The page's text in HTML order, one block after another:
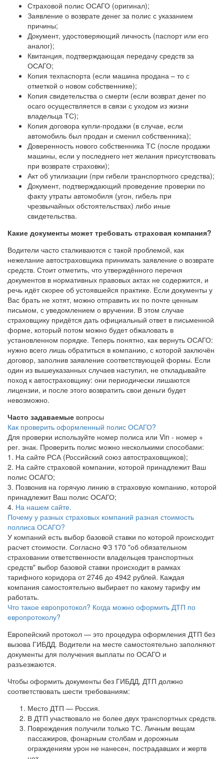
Страховой полис ОСАГО (оригинал);
Заявление о возврате денег за полис с указанием
причины;
Документ, удостоверяющий личность (паспорт или его
аналог);
Квитанция, подтверждающая передачу средств за
ОСАГО;
Копия техпаспорта (если машина продана – то с
отметкой о новом собственнике);
Копия свидетельства о смерти (если возврат денег по
осаго осуществляется в связи с уходом из жизни
владельца ТС);
Копия договора купли-продажи (в случае, если
автомобиль был продан и сменил собственника);
Доверенность нового собственника ТС (после продажи
машины, если у последнего нет желания присутствовать
при возврате страховки);
Акт об утилизации (при гибели транспортного средства);
Документ, подтверждающий проведение проверки по
факту утраты автомобиля (угон, гибель при
чрезвычайных обстоятельствах) либо иные
свидетельства.
Какие документы может требовать страховая компания?
Водители часто сталкиваются с такой проблемой, как
нежелание автостраховщика принимать заявление о возврате
средств. Стоит отметить, что утверждённого перечня
документов в нормативных правовых актах не содержится, и
речь идёт скорее об устоявшейся практике. Если документы у
Вас брать не хотят, можно отправить их по почте ценным
письмом, с уведомлением о вручении. В этом случае
страховщику придётся дать официальный ответ в письменной
форме, который потом можно будет обжаловать в
установленном порядке. Теперь понятно, как вернуть ОСАГО:
нужно всего лишь обратиться в компанию, с которой заключён
договор, заполнив заявление соответствующей формы. Если
один из вышеуказанных случаев наступил, не откладывайте
поход к автостраховщику: они периодически лишаются
лицензии, и после этого возвратить свои деньги будет
невозможно.
Часто задаваемые вопросы
Как проверить оформленный полис ОСАГО?
Для проверки используйте номер полиса или Vin - номер +
рег. знак. Проверить полис можно несколькими способами:
1. На сайте РСА (Российский союз автостраховщиков);
2. На сайте страховой компании, которой принадлежит Ваш
полис ОСАГО;
3. Позвонив на горячую линию в страховую компанию, которой
принадлежит Ваш полис ОСАГО;
4. На нашем сайте.
Почему у разных страховых компаний разная стоимость
поллиса ОСАГО?
У компаний есть выбор базовой ставки по которой происходит
расчет стоимости. Согласно ФЗ 170 "об обязательном
страховании ответственности владельцев транспортных
средств" выбор базовой ставки происходит в рамках
тарифного коридора от 2746 до 4942 рублей. Каждая
компания самостоятельно выбирает по какому тарифу им
работать.
Что такое европротокол? Когда можно оформить ДТП по
европротоколу?
Европейский протокол — это процедура оформления ДТП без
вызова ГИБДД. Водители на месте самостоятельно заполняют
документы для получения выплаты по ОСАГО и
разъезжаются.
Чтобы оформить документы без ГИБДД, ДТП должно
соответствовать шести требованиям:
Место ДТП — Россия.
В ДТП участвовало не более двух транспортных средств.
Повреждения получили только ТС. Личным вещам
пассажиров, фонарным столбам и дорожным
ограждениям урон не нанесен, пострадавших и жертв